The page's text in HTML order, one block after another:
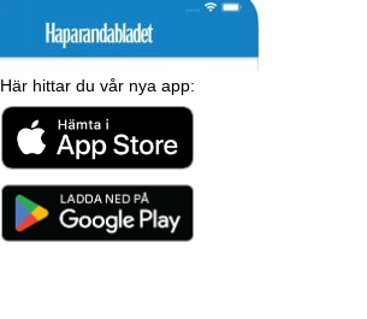
Här hittar du vår nya app: